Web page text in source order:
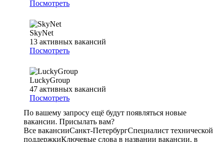
Посмотреть
SkyNet
13 активных вакансий
Посмотреть
LuckyGroup
47 активных вакансий
Посмотреть
По вашему запросу ещё будут появляться новые
вакансии. Присылать вам?
Все вакансииСанкт-ПетербургСпециалист технической
поддержкиКлючевые слова в названии вакансии, в